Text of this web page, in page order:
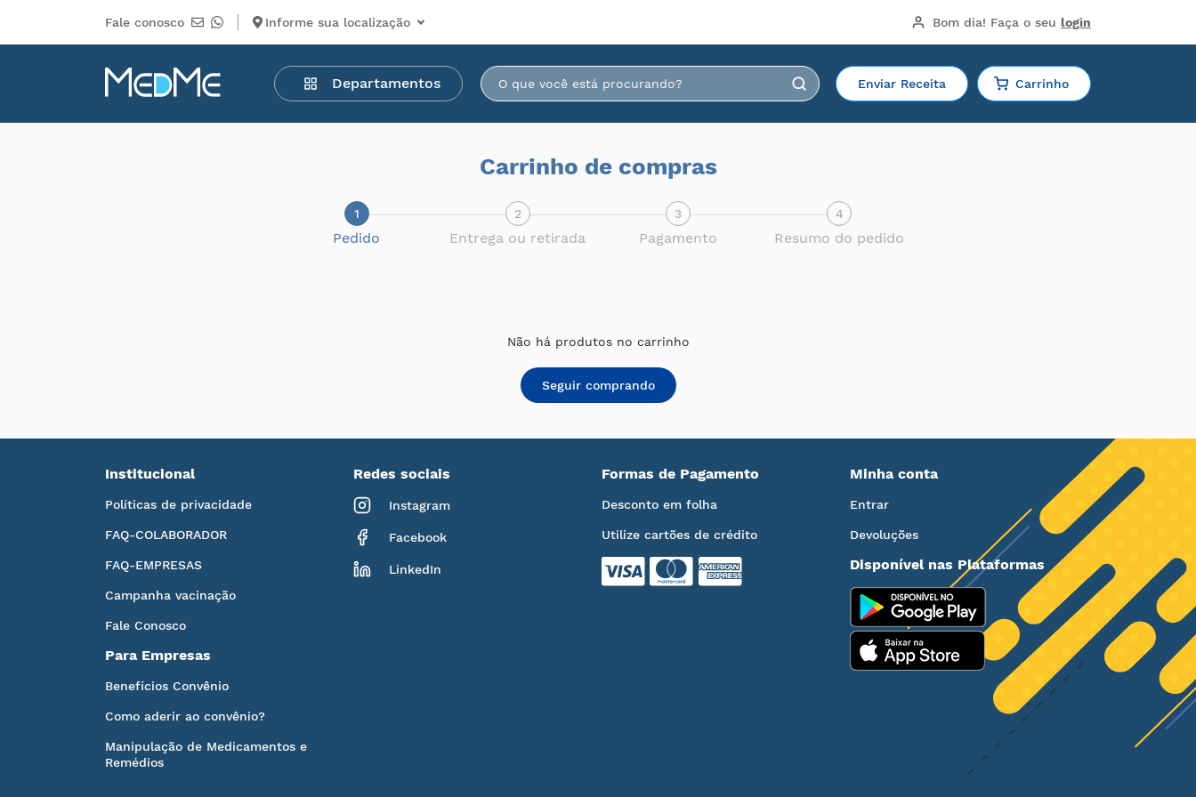
Fale conosco Informe sua localização Bom dia! Faça o seu login
Departamentos Enviar Receita Carrinho
Departamentos
Medicamentos
Higiene
Carrinho de compras
1
Pedido
2
Entrega ou retirada
3
Pagamento
4
Resumo do pedido
Não há produtos no carrinho
Seguir comprando
Institucional
Políticas de privacidade
FAQ-COLABORADOR
FAQ-EMPRESAS
Campanha vacinação
Fale Conosco
Para Empresas
Benefícios Convênio
Como aderir ao convênio?
Manipulação de Medicamentos e
Remédios
Redes sociais
Instagram
Facebook
LinkedIn
Formas de Pagamento
Desconto em folha
Utilize cartões de crédito
Minha conta
Entrar
Devoluções
Disponível nas Plataformas